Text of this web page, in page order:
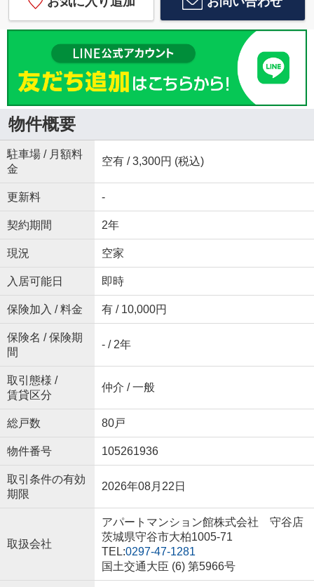
物件概要
駐車場 / 月額料
金
空有 / 3,300円 (税込)
更新料 -
契約期間 2年
現況 空家
入居可能日 即時
保険加入 / 料金 有 / 10,000円
保険名 / 保険期
間
- / 2年
取引態様 /
賃貸区分
仲介 / 一般
総戸数 80戸
物件番号 105261936
取引条件の有効
期限
2026年08月22日
取扱会社
アパートマンション館株式会社 守谷店
茨城県守谷市大柏1005-71
TEL:0297-47-1281
国土交通大臣 (6) 第5966号